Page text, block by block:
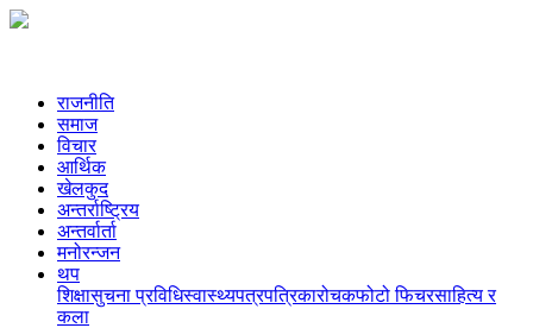
राजनीति
समाज
विचार
आर्थिक
खेलकुद
अन्तर्राष्ट्रिय
अन्तर्वार्ता
मनोरन्जन
थप
शिक्षासुचना प्रविधिस्वास्थ्यपत्रपत्रिकारोचकफोटो फिचरसाहित्य र
कला